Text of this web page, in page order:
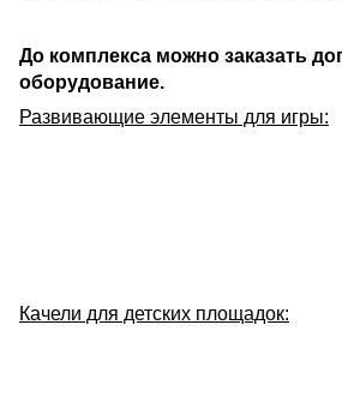
До комплекса можно заказать
оборудование.
Развивающие элементы для игры:
Качели для детских площадок: